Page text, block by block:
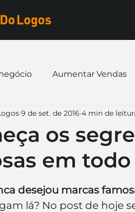
Aumentar Vendas
Email marketing
Marca Nome para
os
em
9 de set. de 2016 4 min de
NaN de 5 estrelas.
desejou marcas
lá? No post de hoje